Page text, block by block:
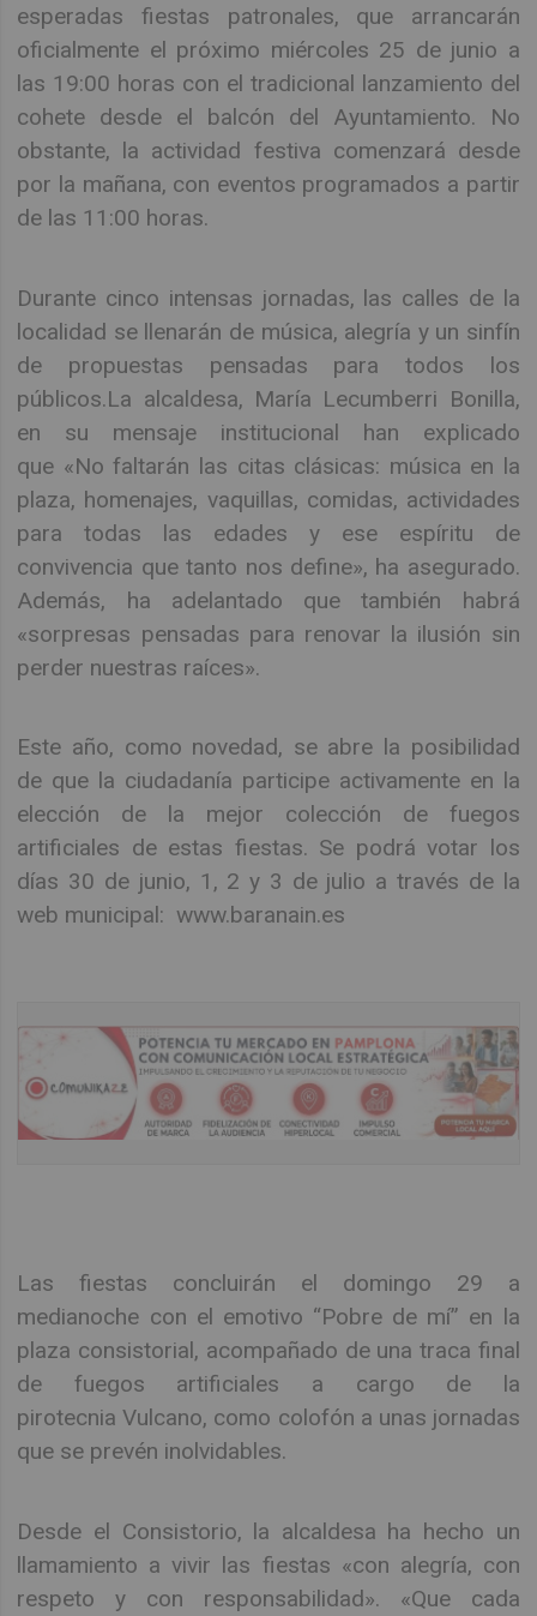
esperadas fiestas patronales, que arrancarán
oficialmente el próximo miércoles 25 de junio a
las 19:00 horas con el tradicional lanzamiento del
cohete desde el balcón del Ayuntamiento. No
obstante, la actividad festiva comenzará desde
por la mañana, con eventos programados a partir
de las 11:00 horas.
Durante cinco intensas jornadas, las calles de la
localidad se llenarán de música, alegría y un sinfín
de propuestas pensadas para todos los
públicos.La alcaldesa, María Lecumberri Bonilla,
en su mensaje institucional han explicado
que «No faltarán las citas clásicas: música en la
plaza, homenajes, vaquillas, comidas, actividades
para todas las edades y ese espíritu de
convivencia que tanto nos define», ha asegurado.
Además, ha adelantado que también habrá
«sorpresas pensadas para renovar la ilusión sin
perder nuestras raíces».
Este año, como novedad, se abre la posibilidad
de que la ciudadanía participe activamente en la
elección de la mejor colección de fuegos
artificiales de estas fiestas. Se podrá votar los
días 30 de junio, 1, 2 y 3 de julio a través de la
web municipal: www.baranain.es
Las fiestas concluirán el domingo 29 a
medianoche con el emotivo “Pobre de mí” en la
plaza consistorial, acompañado de una traca final
de fuegos artificiales a cargo de la
pirotecnia Vulcano, como colofón a unas jornadas
que se prevén inolvidables.
Desde el Consistorio, la alcaldesa ha hecho un
llamamiento a vivir las fiestas «con alegría, con
respeto y con responsabilidad». «Que cada